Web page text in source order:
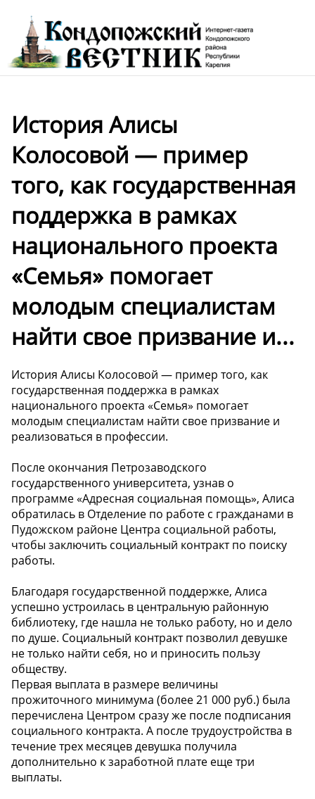
История Алисы
Колосовой — пример
того, как государственная
поддержка в рамках
национального проекта
«Семья» помогает
молодым специалистам
найти свое призвание и...
История Алисы Колосовой — пример того, как
государственная поддержка в рамках
национального проекта «Семья» помогает
молодым специалистам найти свое призвание и
реализоваться в профессии.
После окончания Петрозаводского
государственного университета, узнав о
программе «Адресная социальная помощь», Алиса
обратилась в Отделение по работе с гражданами в
Пудожском районе Центра социальной работы,
чтобы заключить социальный контракт по поиску
работы.
Благодаря государственной поддержке, Алиса
успешно устроилась в центральную районную
библиотеку, где нашла не только работу, но и дело
по душе. Социальный контракт позволил девушке
не только найти себя, но и приносить пользу
обществу.
Первая выплата в размере величины
прожиточного минимума (более 21 000 руб.) была
перечислена Центром сразу же после подписания
социального контракта. А после трудоустройства в
течение трех месяцев девушка получила
дополнительно к заработной плате еще три
выплаты.